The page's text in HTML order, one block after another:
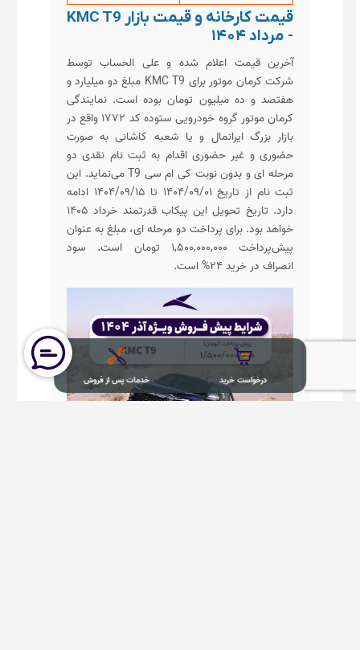
قیمت کارخانه و قیمت بازار KMC T9
- مرداد ۱۴۰۴
آخرین قیمت اعلام شده و علی الحساب توسط
شرکت کرمان موتور برای KMC T9 مبلغ دو میلیارد و
هفتصد و ده میلیون تومان بوده است. نمایندگی
کرمان موتور گروه خودرویی ستوده کد ۱۷۷۲ واقع در
بازار بزرگ ایرانمال و یا شعبه کاشانی به صورت
حضوری و غیر حضوری اقدام به ثبت نام نقدی دو
مرحله ای و بدون نوبت کی ام سی T9 می‌نماید. این
ثبت نام از تاریخ ۱۴۰۴/۰۹/۰۱ تا ۱۴۰۴/۰۹/۱۵ ادامه
دارد. تاریخ تحویل این پیکاب قدرتمند خرداد ۱۴۰۵
خواهد بود. برای پرداخت دو مرحله ای، مبلغ به عنوان
پیش‌پرداخت ۱,۵۰۰,۰۰۰,۰۰۰ تومان است. سود
انصراف در خرید ۲۴% است.
درخواست خرید خدمات پس از فروش